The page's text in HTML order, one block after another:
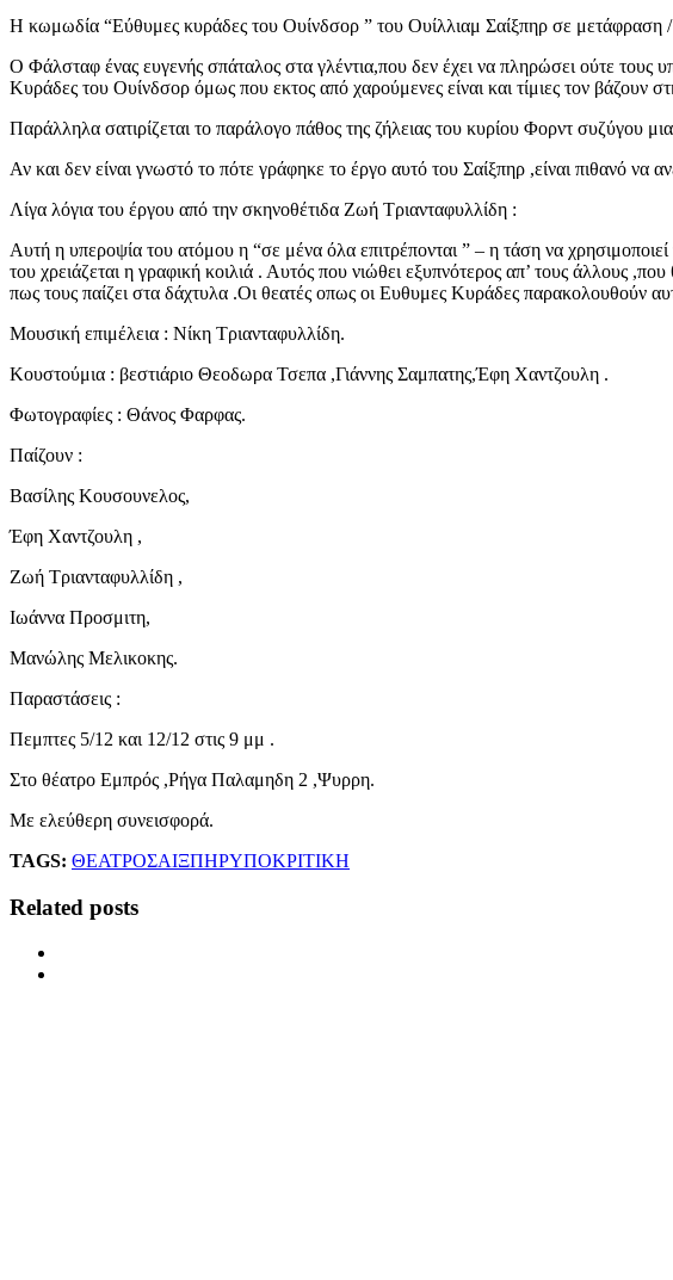
Η κωμωδία “Εύθυμες κυράδες του Ουίνδσορ ” του Ουίλλιαμ Σαίξπηρ σε μετάφραση
Ο Φάλσταφ ένας ευγενής σπάταλος στα γλέντια,που δεν έχει να πληρώσει ούτε τους
Κυράδες του Ουίνδσορ όμως που εκτος από χαρούμενες είναι και τίμιες τον βάζουν
Παράλληλα σατιρίζεται το παράλογο πάθος της ζήλειας του κυρίου Φορντ συζύγου
Αν και δεν είναι γνωστό το πότε γράφηκε το έργο αυτό του Σαίξπηρ ,είναι πιθανό
Λίγα λόγια του έργου από την σκηνοθέτιδα Ζωή Τριανταφυλλίδη :
Αυτή η υπεροψία του ατόμου η “σε μένα όλα επιτρέπονται ” – η τάση να
του χρειάζεται η γραφική κοιλιά . Αυτός που νιώθει εξυπνότερος απ’ τους άλλους
πως τους παίζει στα δάχτυλα .Οι θεατές οπως οι Ευθυμες Κυράδες παρακολουθούν
Μουσική επιμέλεια : Νίκη Τριανταφυλλίδη.
Κουστούμια : βεστιάριο Θεοδωρα Τσεπα ,Γιάννης Σαμπατης,Έφη Χαντζουλη .
Φωτογραφίες : Θάνος Φαρφας.
Παίζουν :
Βασίλης Κουσουνελος,
Έφη Χαντζουλη ,
Ζωή Τριανταφυλλίδη ,
Ιωάννα Προσμιτη,
Μανώλης Μελικοκης.
Παραστάσεις :
Πεμπτες 5/12 και 12/12 στις 9 μμ .
Στο θέατρο Εμπρός ,Ρήγα Παλαμηδη 2 ,Ψυρρη.
Με ελεύθερη συνεισφορά.
TAGS: ΘΕΑΤΡΟΣΑΙΞΠΗΡΥΠΟΚΡΙΤΙΚΗ
Related posts